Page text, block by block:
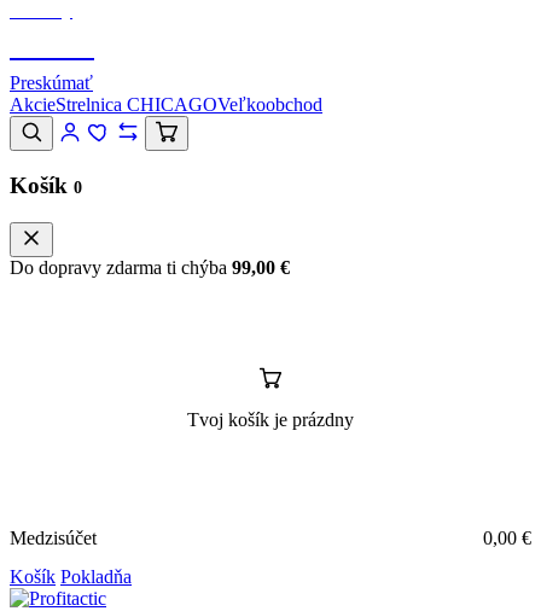
Preskúmať
AkcieStrelnica CHICAGOVeľkoobchod
Košík 0
Do dopravy zdarma ti chýba 99,00 €
Tvoj košík je prázdny
Medzisúčet 0,00 €
Košík Pokladňa